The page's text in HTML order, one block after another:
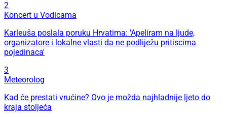
2
Koncert u Vodicama
Karleuša poslala poruku Hrvatima: 'Apeliram na ljude,
organizatore i lokalne vlasti da ne podliježu pritiscima
pojedinaca'
3
Meteorolog
Kad će prestati vrućine? Ovo je možda najhladnije ljeto do
kraja stoljeća